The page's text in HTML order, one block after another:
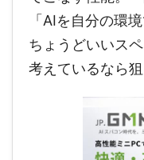
「AIを自分の環
ちょうどいいス
考えているなら狙